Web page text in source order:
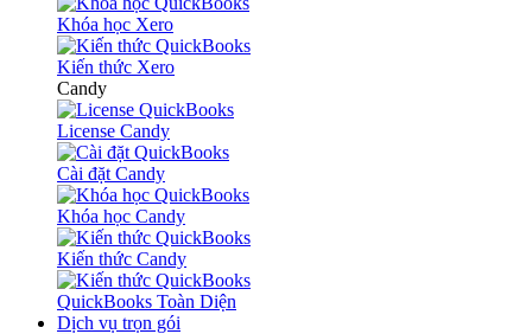
Khóa học Xero
Kiến thức Xero
Candy
License Candy
Cài đặt Candy
Khóa học Candy
Kiến thức Candy
QuickBooks Toàn Diện
Dịch vụ trọn gói